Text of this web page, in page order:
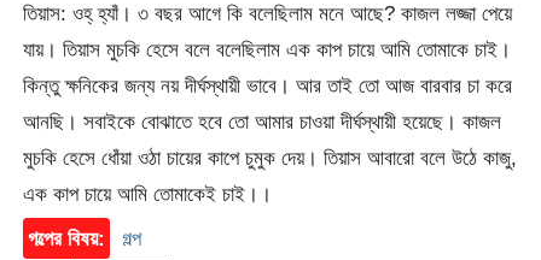
তিয়াস: ওহ্ হ্যাঁ। ৩ বছর আগে কি বলেছিলাম মনে আছে? কাজল লজ্জা পেয়ে
যায়। তিয়াস মুচকি হেসে বলে বলেছিলাম এক কাপ চায়ে আমি তোমাকে চাই।
কিন্তু ক্ষনিকের জন্য নয় দীর্ঘস্থায়ী ভাবে। আর তাই তো আজ বারবার চা করে
আনছি। সবাইকে বোঝাতে হবে তো আমার চাওয়া দীর্ঘস্থায়ী হয়েছে। কাজল
মুচকি হেসে ধোঁয়া ওঠা চায়ের কাপে চুমুক দেয়। তিয়াস আবারো বলে উঠে কাজু,
এক কাপ চায়ে আমি তোমাকেই চাই।‌।
গল্পের বিষয়:
গল্প